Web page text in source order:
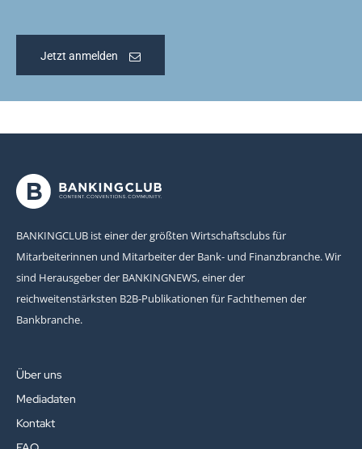
Jetzt anmelden
BANKINGCLUB ist einer der größten Wirtschaftsclubs für
Mitarbeiterinnen und Mitarbeiter der Bank- und Finanzbranche. Wir
sind Herausgeber der BANKINGNEWS, einer der
reichweitenstärksten B2B-Publikationen für Fachthemen der
Bankbranche.
Über uns
Mediadaten
Kontakt